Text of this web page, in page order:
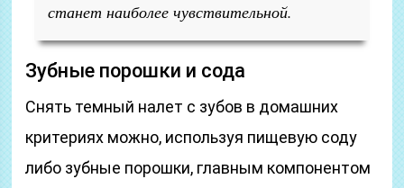
станет наиболее чувствительной.
Зубные порошки и сода
Снять темный налет с зубов в домашних
критериях можно, используя пищевую соду
либо зубные порошки, главным компонентом